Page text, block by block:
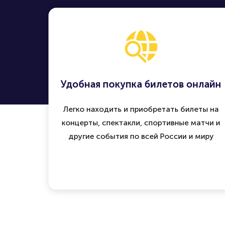
Удобная покупка билетов онлайн
Легко находить и приобретать билеты на
концерты, спектакли, спортивные матчи и
другие события по всей России и миру